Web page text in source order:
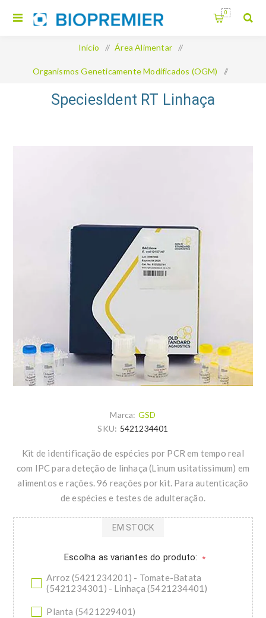
0
Início / Área Alimentar /
Organismos Geneticamente Modificados (OGM) /
SpeciesIdent RT Linhaça
SpeciesIdent RT Linhaça
Marca: GSD
SKU: 5421234401
Kit de identificação de espécies por PCR em tempo real
com IPC para deteção de linhaça (Linum usitatissimum) em
alimentos e rações. 96 reações por kit. Para autenticação
de espécies e testes de adulteração.
Escolha as variantes do produto: *
Arroz (5421234201) - Tomate-Batata
(5421234301) - Linhaça (5421234401)
Planta (5421229401)
EM STOCK